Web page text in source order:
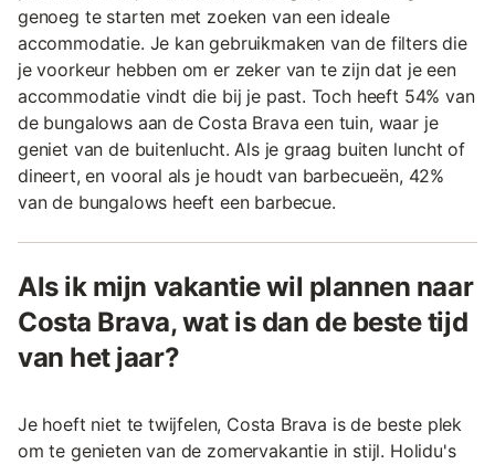
genoeg te starten met zoeken van een ideale
accommodatie. Je kan gebruikmaken van de filters die
je voorkeur hebben om er zeker van te zijn dat je een
accommodatie vindt die bij je past. Toch heeft 54% van
de bungalows aan de Costa Brava een tuin, waar je
geniet van de buitenlucht. Als je graag buiten luncht of
dineert, en vooral als je houdt van barbecueën, 42%
van de bungalows heeft een barbecue.
Als ik mijn vakantie wil plannen naar
Costa Brava, wat is dan de beste tijd
van het jaar?
Je hoeft niet te twijfelen, Costa Brava is de beste plek
om te genieten van de zomervakantie in stijl. Holidu's